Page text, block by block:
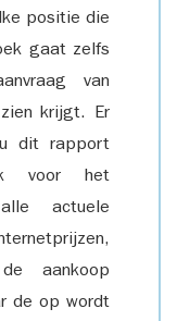
positie die
gaat zelfs
van
krijgt. Er
dit rapport
voor het
actuele
aankoop
de op wordt